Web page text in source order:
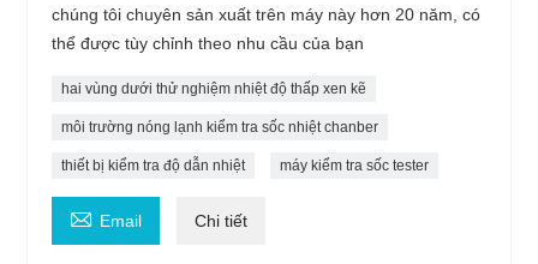
chúng tôi chuyên sản xuất trên máy này hơn 20 năm, có
thể được tùy chỉnh theo nhu cầu của bạn
hai vùng dưới thử nghiệm nhiệt độ thấp xen kẽ
môi trường nóng lạnh kiểm tra sốc nhiệt chanber
thiết bị kiểm tra độ dẫn nhiệt máy kiểm tra sốc tester
 Email Chi tiết